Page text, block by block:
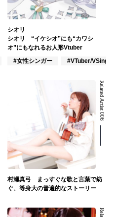
#ポップス
シオリ
シオリ “イケシオ”にも“カワシ
オ”にもなれるお人形Vtuber
#女性シンガー
#VTuber/VSinger
Related Artist 006
村瀬真弓 まっすぐな歌と言葉で紡
ぐ、等身大の普遍的なストーリー